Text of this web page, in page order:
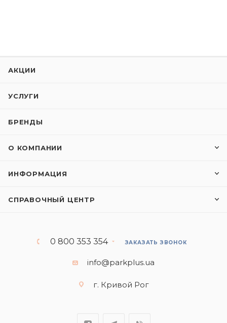
АКЦИИ
УСЛУГИ
БРЕНДЫ
О КОМПАНИИ
ИНФОРМАЦИЯ
СПРАВОЧНЫЙ ЦЕНТР
0 800 353 354 ЗАКАЗАТЬ ЗВОНОК
info@parkplus.ua
г. Кривой Рог